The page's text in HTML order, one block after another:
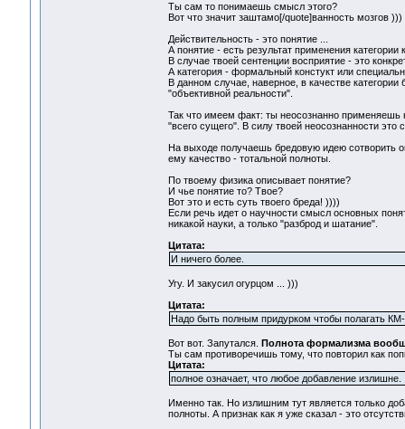
Ты сам то понимаешь смысл этого?
Вот что значит заштамо[/quote]ванность мозгов )))
Действительность - это понятие ...
А понятие - есть результат применения категории
В случае твоей сентенции восприятие - это
А категория - формальный констукт или
В данном случае, наверное, в качестве
"объективной реальности".
Так что имеем факт: ты неосознанно
"всего сущего". В силу твоей неосознанности это
На выходе получаешь бредовую идею сотворить
ему качество - тотальной полноты.
По твоему физика описывает понятие?
И чье понятие то? Твое?
Вот это и есть суть твоего бреда! ))))
Если речь идет о научности смысл основных
никакой науки, а только "разброд и шатание".
Цитата:
И ничего более.
Угу. И закусил огурцом ... )))
Цитата:
Надо быть полным придурком чтобы полагать
Вот вот. Запутался.
Полнота формализма
Ты сам противоречишь тому, что повторил как
Цитата:
полное означает, что любое добавление излишне.
Именно так. Но излишним тут является только
полноты. А признак как я уже сказал - это